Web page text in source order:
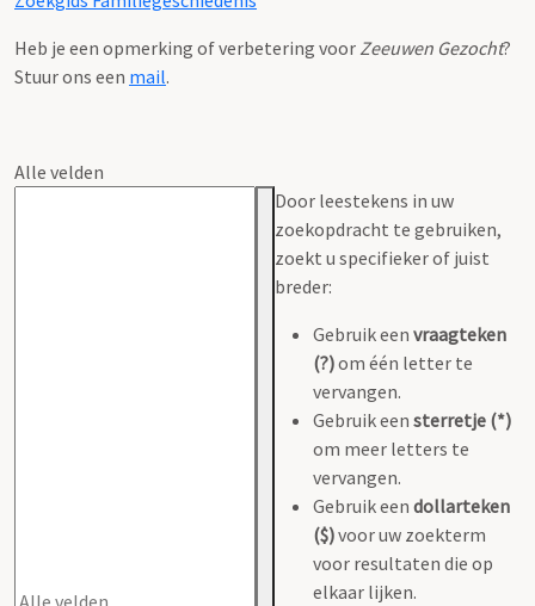
Heb je een opmerking of verbetering voor Zeeuwen Gezocht?
Stuur ons een mail.
Alle velden
Door leestekens in uw
zoekopdracht te gebruiken,
zoekt u specifieker of juist
breder:
Gebruik een vraagteken
(?)om één letter te
vervangen.
Gebruik een sterretje (*)
om meer letters te
vervangen.
Gebruik een dollarteken
($)voor uw zoekterm
voor resultaten die op
elkaar lijken.